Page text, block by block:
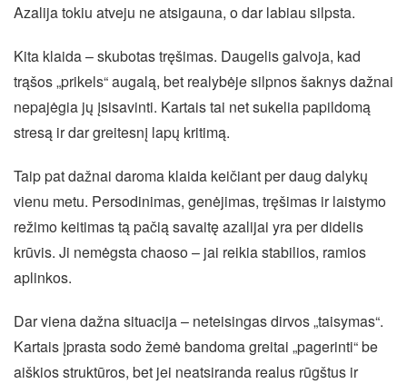
Azalija tokiu atveju ne atsigauna, o dar labiau silpsta.
Kita klaida – skubotas tręšimas. Daugelis galvoja, kad
trąšos „prikels“ augalą, bet realybėje silpnos šaknys dažnai
nepajėgia jų įsisavinti. Kartais tai net sukelia papildomą
stresą ir dar greitesnį lapų kritimą.
Taip pat dažnai daroma klaida keičiant per daug dalykų
vienu metu. Persodinimas, genėjimas, tręšimas ir laistymo
režimo keitimas tą pačią savaitę azalijai yra per didelis
krūvis. Ji nemėgsta chaoso – jai reikia stabilios, ramios
aplinkos.
Dar viena dažna situacija – neteisingas dirvos „taisymas“.
Kartais įprasta sodo žemė bandoma greitai „pagerinti“ be
aiškios struktūros, bet jei neatsiranda realus rūgštus ir